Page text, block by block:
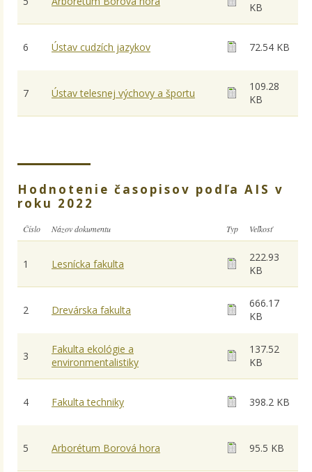
KB
6 Ústav cudzích jazykov 72.54 KB
7 Ústav telesnej výchovy a športu
109.28
KB
Hodnotenie časopisov podľa AIS v
roku 2022
Číslo Názov dokumentu Typ Veľkosť
1 Lesnícka fakulta
222.93
KB
2 Drevárska fakulta
666.17
KB
3
Fakulta ekológie a
environmentalistiky
137.52
KB
4 Fakulta techniky 398.2 KB
5 Arborétum Borová hora 95.5 KB